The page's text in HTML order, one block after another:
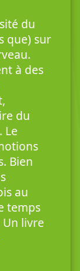
du
que) sur
à des
du
Le
Bien
au
temps
livre